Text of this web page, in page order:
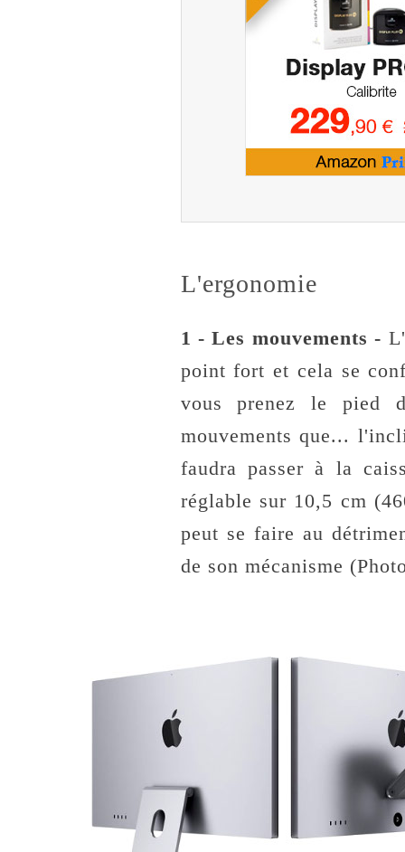
L'ergonomie
1 - Les mouvements -
point fort et cela se
vous prenez le pied
mouvements que...
faudra passer à la
réglable sur 10,5 cm
peut se faire au
de son mécanisme